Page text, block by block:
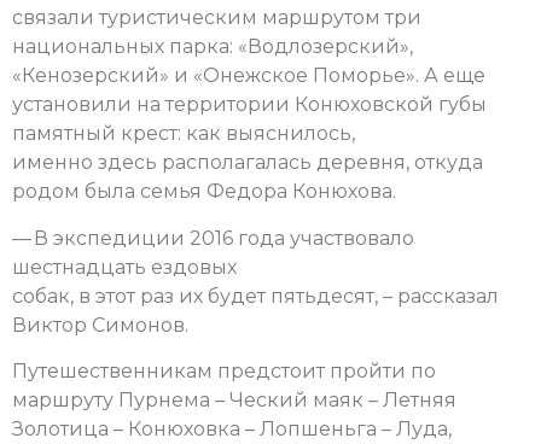
связали туристическим маршрутом три
национальных парка: «Водлозерский»,
«Кенозерский» и «Онежское Поморье». А еще
установили на территории Конюховской губы
памятный крест: как выяснилось,
именно здесь располагалась деревня, откуда
родом была семья Федора Конюхова.
— В экспедиции 2016 года участвовало
шестнадцать ездовых
собак, в этот раз их будет пятьдесят, – рассказал
Виктор Симонов.
Путешественникам предстоит пройти по
маршруту Пурнема – Ческий маяк – Летняя
Золотица – Конюховка – Лопшеньга – Луда,